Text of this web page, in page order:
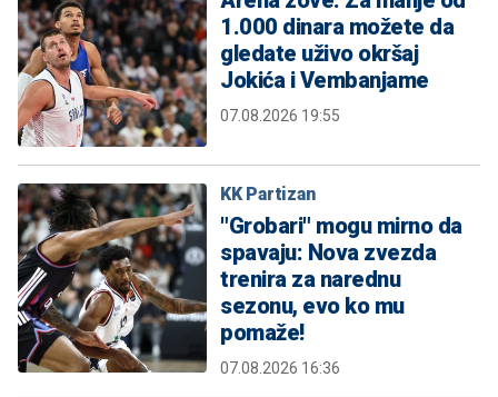
1.000 dinara možete da
gledate uživo okršaj
Jokića i Vembanjame
07.08.2026 19:55
KK Partizan
"Grobari" mogu mirno da
spavaju: Nova zvezda
trenira za narednu
sezonu, evo ko mu
pomaže!
07.08.2026 16:36